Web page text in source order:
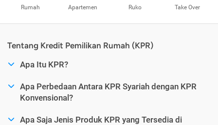
Rumah Apartemen Ruko Take Over
Tentang Kredit Pemilikan Rumah (KPR)
Apa Itu KPR?
Apa Perbedaan Antara KPR Syariah dengan KPR
Konvensional?
Apa Saja Jenis Produk KPR yang Tersedia di